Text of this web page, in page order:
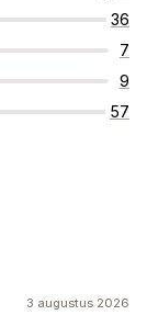
36
7
9
57
3 augustus 2026